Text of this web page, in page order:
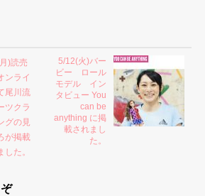
)読売
ンライ
尾川流
ツクラ
グの見
が掲載
した。
5/12(火)バー
ビー ロール
モデル イン
タビュー You
can be
anything に掲
載されまし
た。